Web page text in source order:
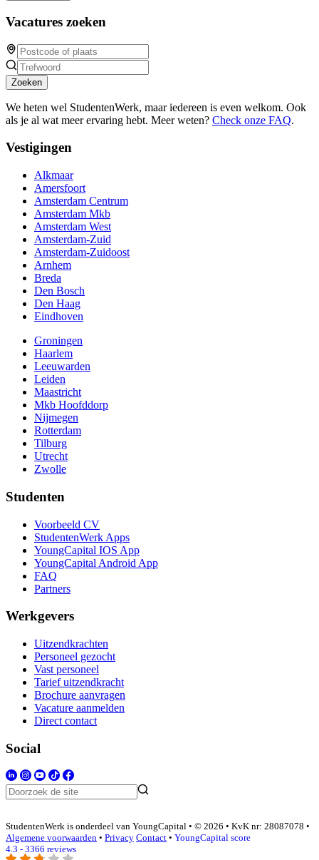
Vacatures zoeken
Zoeken
We heten wel StudentenWerk, maar iedereen is even welkom. Ook
als je al wat meer ervaring hebt. Meer weten? Check onze FAQ.
Vestigingen
Alkmaar
Amersfoort
Amsterdam Centrum
Amsterdam Mkb
Amsterdam West
Amsterdam-Zuid
Amsterdam-Zuidoost
Arnhem
Breda
Den Bosch
Den Haag
Eindhoven
Groningen
Haarlem
Leeuwarden
Leiden
Maastricht
Mkb Hoofddorp
Nijmegen
Rotterdam
Tilburg
Utrecht
Zwolle
Studenten
Voorbeeld CV
StudentenWerk Apps
YoungCapital IOS App
YoungCapital Android App
FAQ
Partners
Werkgevers
Uitzendkrachten
Personeel gezocht
Vast personeel
Tarief uitzendkracht
Brochure aanvragen
Vacature aanmelden
Direct contact
Social
StudentenWerk is onderdeel van YoungCapital • © 2026 • KvK nr: 28087078 •
Algemene voorwaarden • Privacy Contact • YoungCapital score
4.3 - 3366 reviews